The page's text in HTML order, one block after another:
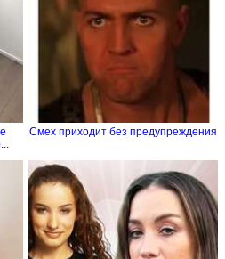
Смех приходит без предупреждения